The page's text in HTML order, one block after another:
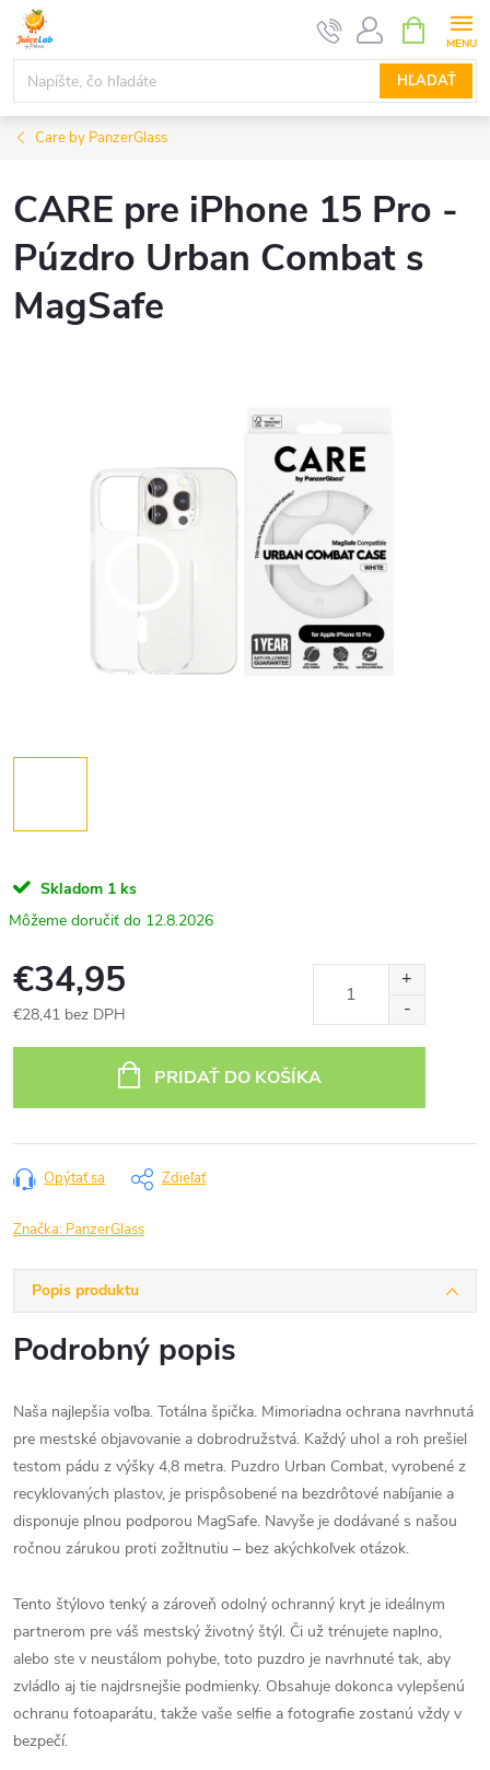
Prejsť
obsah
HĽADAŤ
KOŠÍK
Care by PanzerGlass
CARE pre iPhone 15 Pro -
Púzdro Urban Combat s
MagSafe
Skladom 1 ks
12.8.2026
€34,95
€28,41 bez DPH
PRIDAŤ DO KOŠÍKA
Opýtať sa Zdieľať
Značka: PanzerGlass
Popis produktu
Podrobný popis
Naša najlepšia voľba. Totálna špička. Mimoriadna ochrana navrhnutá
pre mestské objavovanie a dobrodružstvá. Každý uhol a roh prešiel
testom pádu z výšky 4,8 metra. Puzdro Urban Combat, vyrobené z
recyklovaných plastov, je prispôsobené na bezdrôtové nabíjanie a
disponuje plnou podporou MagSafe. Navyše je dodávané s našou
ročnou zárukou proti zožltnutiu – bez akýchkoľvek otázok.
Tento štýlovo tenký a zároveň odolný ochranný kryt je ideálnym
partnerom pre váš mestský životný štýl. Či už trénujete naplno,
alebo ste v neustálom pohybe, toto puzdro je navrhnuté tak, aby
zvládlo aj tie najdrsnejšie podmienky. Obsahuje dokonca vylepšenú
ochranu fotoaparátu, takže vaše selfie a fotografie zostanú vždy v
bezpečí.